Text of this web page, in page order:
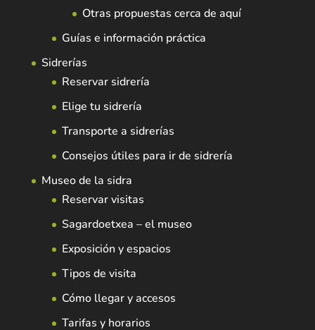
Otras propuestas cerca de aquí
Guías e información práctica
Sidrerías
Reservar sidrería
Elige tu sidrería
Transporte a sidrerías
Consejos útiles para ir de sidrería
Museo de la sidra
Reservar visitas
Sagardoetxea – el museo
Exposición y espacios
Tipos de visita
Cómo llegar y accesos
Tarifas y horarios